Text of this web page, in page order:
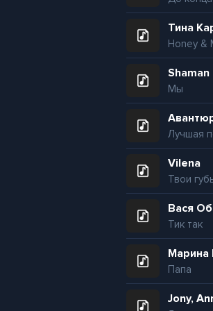
Тина
Honey &
Shaman
Мы
Лучшая
Vilena
Твои
Вася
Тик так
Марина
Папа
Jony,